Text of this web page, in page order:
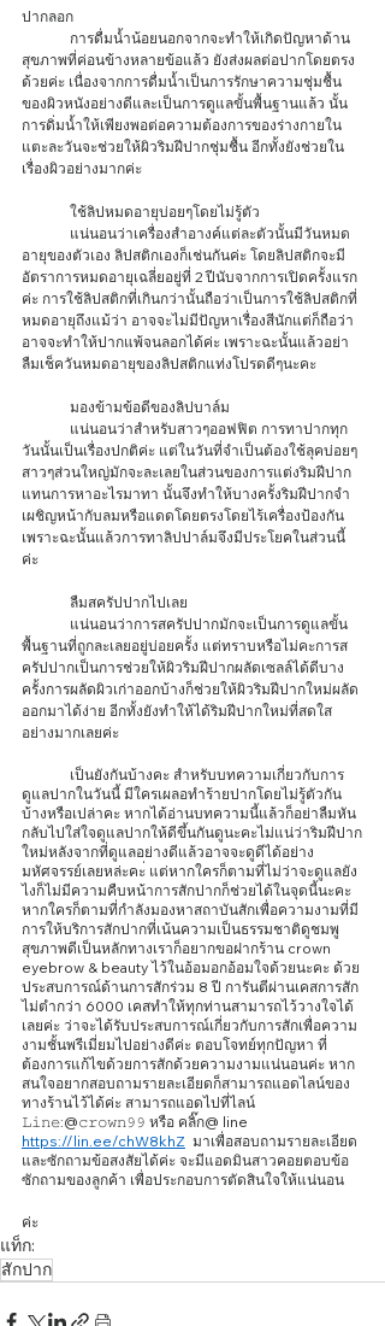
ปากลอก
สุขภาพที่ค่อนข้างหลายข้อแล้ว ยังส่งผลต่อปากโดยตรง
ด้วยค่ะ เนื่องจากการดื่มน้ำเป็นการรักษาความชุ่มชื้น
ของผิวหนังอย่างดีและเป็นการดูแลขั้นพื้นฐานแล้ว นั้น
การดิ่มน้ำให้เพียงพอต่อความต้องการของร่างกายใน
แตะละวันจะช่วยให้ผิวริมฝีปากชุ่มชื้น อีกทั้งยังช่วยใน
เรื่องผิวอย่างมากค่ะ
	ใช้ลิปหมดอายุบ่อยๆโดยไม่รู้ตัว
อายุของตัวเอง ลิปสติกเองก็เช่นกันค่ะ โดยลิปสติกจะมี
อัตราการหมดอายุเฉลี่ยอยู่ที่ 2 ปีนับจากการเปิดครั้งแรก
ค่ะ การใช้ลิปสติกที่เกินกว่านั้นถือว่าเป็นการใช้ลิปสติกที่
หมดอายุถึงแม้ว่า อาจจะไม่มีปัญหาเรื่องสีนักแต่ก็ถือว่า
อาจจะทำให้ปากแพ้จนลอกได้ค่ะ เพราะฉะนั้นแล้วอย่า
ลืมเช็ควันหมดอายุของลิปสติกแท่งโปรดดีๆนะคะ
	มองข้ามข้อดีของลิปบาล์ม
วันนั้นเป็นเรื่องปกติค่ะ แต่ในวันที่จำเป็นต้องใช้ลุคบ่อยๆ
สาวๆส่วนใหญ่มักจะละเลยในส่วนของการแต่งริมฝีปาก
แทนการหาอะไรมาทา นั้นจึงทำให้บางครั้งริมฝีปากจำ
เผชิญหน้ากับลมหรือแดดโดยตรงโดยไร้เครื่องป้องกัน
เพราะฉะนั้นแล้วการทาลิปปาล์มจึงมีประโยคในส่วนนี้
ค่ะ
	ลืมสครัปปากไปเลย
พื้นฐานที่ถูกละเลยอยู่บ่อยครั้ง แต่ทราบหรือไม่คะการส
ครัปปากเป็นการช่วยให้ผิวริมฝีปากผลัดเซลล์ได้ดีบาง
ครั้งการผลัดผิวเก่าออกบ้างก็ช่วยให้ผิวริมฝีปากใหม่ผลัด
ออกมาได้ง่าย อีกทั้งยังทำให้ได้ริมฝีปากใหม่ที่สดใส
อย่างมากเลยค่ะ
ดูแลปากในวันนี้ มีใครเผลอทำร้ายปากโดยไม่รู้ตัวกัน
บ้างหรือเปล่าคะ หากได้อ่านบทความนี้แล้วก็อย่าลืมหัน
กลับไปใส่ใจดูแลปากให้ดีขึ้นกันดูนะคะไม่แน่ว่าริมฝีปาก
ใหม่หลังจากที่ดูแลอย่างดีแล้วอาจจะดูดีได้อย่าง
มหัศจรรย์เลยหล่ะคะ่ แต่หากใครก็ตามที่ไม่ว่าจะดูแลยัง
ไงก็ไม่มีความคืบหน้าการสักปากก็ช่วยได้ในจุดนี้นะคะ
หากใครก็ตามที่กำลังมองหาสถาบันสักเพื่อความงามที่มี
การให้บริการสักปากที่เน้นความเป็นธรรมชาติดูชมพู
สุขภาพดีเป็นหลักทางเราก็อยากขอฝากร้าน crown
eyebrow & beauty ไว้ในอ้อมอกอ้อมใจด้วยนะคะ ด้วย
ประสบการณ์ด้านการสักร่วม 8 ปี การันตีผ่านเคสการสัก
ไม่ตำกว่า 6000 เคสทำให้ทุกท่านสามารถไว้วางใจได้
เลยค่ะ ว่าจะได้รับประสบการณ์เกี่ยวกับการสักเพื่อความ
งามชั้นพรีเมี่ยมไปอย่างดีค่ะ ตอบโจทย์ทุกปัญหา ที่
ต้องการแก้ไขด้วยการสักด้วยความงามแน่นอนค่ะ หาก
สนใจอยากสอบถามรายละเอียดก็สามารถแอดไลน์ของ
ทางร้านไว้ได้ค่ะ สามารถแอดไปที่ไลน์
𝙻𝚒𝚗𝚎:@𝚌𝚛𝚘𝚠𝚗𝟿𝟿 หรือ คลิ๊ก@ line
https://lin.ee/chW8khZ
  มาเพื่อสอบถามรายละเอียด
และซักถามข้อสงสัยได้ค่ะ จะมีแอดมินสาวคอยตอบข้อ
ซักถามของลูกค้า เพื่อประกอบการตัดสินใจให้แน่นอน
ค่ะ
แท็ก:
สักปาก